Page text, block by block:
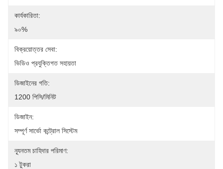
কার্যকারিতা:
৯০%
বিক্রয়োত্তর সেবা:
ভিডিও প্রযুক্তিগত সহায়তা
ডিজাইনের গতি:
1200 পিসি/মিনিট
ডিজাইন:
সম্পূর্ণ সার্ভো কন্ট্রোল সিস্টেম
ন্যূনতম চাহিদার পরিমাণ:
১ টুকরা